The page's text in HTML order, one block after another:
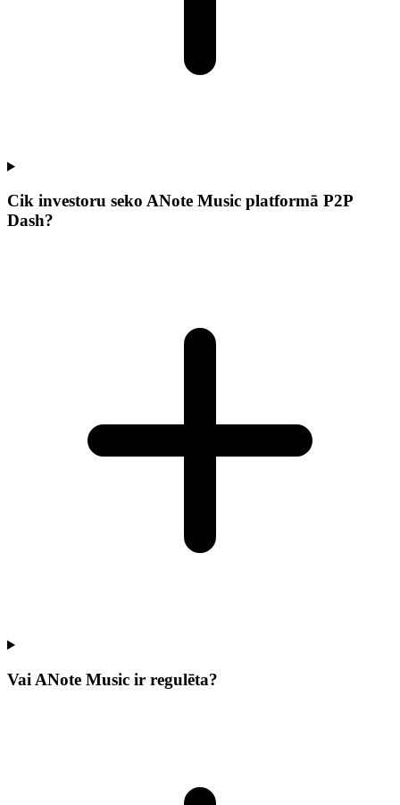
Cik investoru seko ANote Music platformā P2P
Dash?
Vai ANote Music ir regulēta?